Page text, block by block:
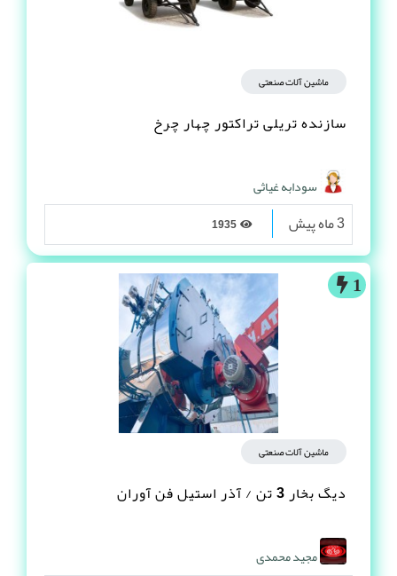
ماشین آلات صنعتی
سازنده تریلی تراکتور چهار چرخ
سودابه غیاثی
3 ماه پیش
1
ماشین آلات صنعتی
دیگ بخار 3 تن / آذر استیل فن آوران
مجید محمدی